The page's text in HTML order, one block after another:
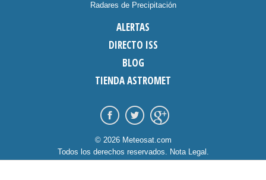
Radares de Precipitación
ALERTAS
DIRECTO ISS
BLOG
TIENDA ASTROMET
© 2026 Meteosat.com
Todos los derechos reservados. Nota Legal .